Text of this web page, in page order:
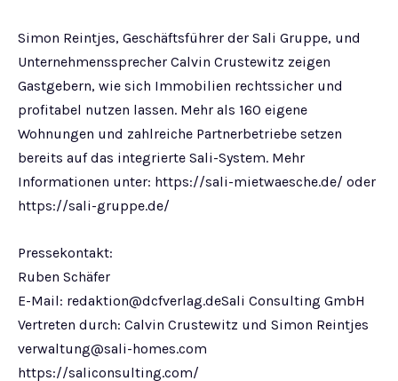
Simon Reintjes, Geschäftsführer der Sali Gruppe, und
Unternehmenssprecher Calvin Crustewitz zeigen
Gastgebern, wie sich Immobilien rechtssicher und
profitabel nutzen lassen. Mehr als 160 eigene
Wohnungen und zahlreiche Partnerbetriebe setzen
bereits auf das integrierte Sali-System. Mehr
Informationen unter: https://sali-mietwaesche.de/ oder
https://sali-gruppe.de/
Pressekontakt:
Ruben Schäfer
E-Mail: redaktion@dcfverlag.deSali Consulting GmbH
Vertreten durch: Calvin Crustewitz und Simon Reintjes
verwaltung@sali-homes.com
https://saliconsulting.com/